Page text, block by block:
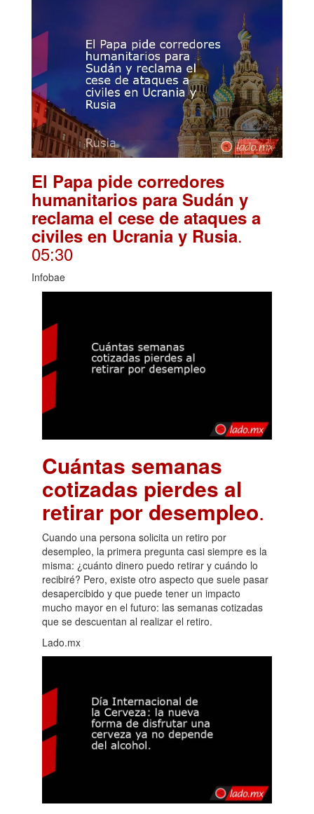
El Papa pide corredores
humanitarios para Sudán y
reclama el cese de ataques a
civiles en Ucrania y Rusia.
05:30
Infobae
Cuántas semanas
cotizadas pierdes al
retirar por desempleo.
Cuando una persona solicita un retiro por
desempleo, la primera pregunta casi siempre es la
misma: ¿cuánto dinero puedo retirar y cuándo lo
recibiré? Pero, existe otro aspecto que suele pasar
desapercibido y que puede tener un impacto
mucho mayor en el futuro: las semanas cotizadas
que se descuentan al realizar el retiro.
Lado.mx